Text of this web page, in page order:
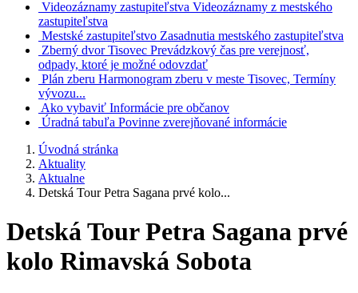
Videozáznamy zastupiteľstva Videozáznamy z mestského
zastupiteľstva
Mestské zastupiteľstvo Zasadnutia mestského zastupiteľstva
Zberný dvor Tisovec Prevádzkový čas pre verejnosť,
odpady, ktoré je možné odovzdať
Plán zberu Harmonogram zberu v meste Tisovec, Termíny
vývozu...
Ako vybaviť Informácie pre občanov
Úradná tabuľa Povinne zverejňované informácie
Úvodná stránka
Aktuality
Aktualne
Detská Tour Petra Sagana prvé kolo...
Detská Tour Petra Sagana prvé
kolo Rimavská Sobota